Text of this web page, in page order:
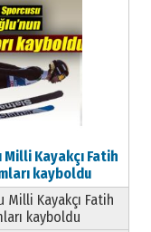
Kayakçı Fatih
kayboldu
Kayakçı Fatih
kayboldu